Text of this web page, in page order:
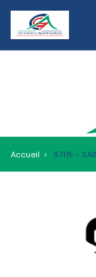
Accueil